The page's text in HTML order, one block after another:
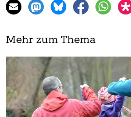
Mehr zum Thema